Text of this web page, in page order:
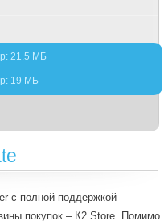
21.5 МБ
19 МБ
с полной поддержкой
покупок – К2 Store. Помимо